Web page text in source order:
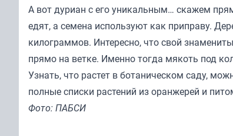
А вот дуриан с его уникальным… скажем
едят, а семена используют как приправу.
килограммов. Интересно, что свой
прямо на ветке. Именно тогда мякоть под
Узнать, что растет в ботаническом саду,
полные списки растений из оранжерей и
Фото: ПАБСИ